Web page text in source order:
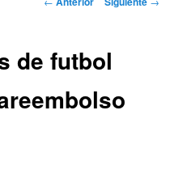
de futbol